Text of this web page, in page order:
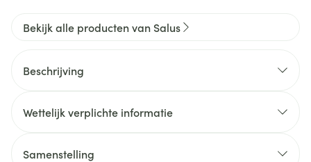
Bekijk alle producten van Salus
Beschrijving
Wettelijk verplichte informatie
Samenstelling